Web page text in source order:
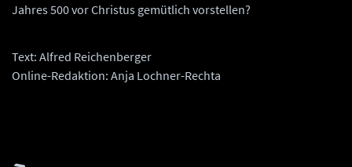
Jahres 500 vor Christus gemütlich vorstellen?
Text: Alfred Reichenberger
Online-Redaktion: Anja Lochner-Rechta